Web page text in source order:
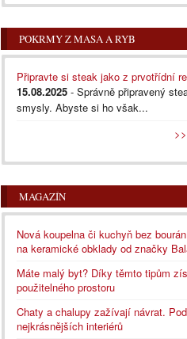
POKRMY Z MASA A RYB
Připravte si steak jako z prvotřídní
15.08.2025 - Správně připravený
smysly. Abyste si ho však...
MAGAZÍN
Nová koupelna či kuchyň bez
na keramické obklady od značky
Máte malý byt? Díky těmto tipům
použitelného prostoru
Chaty a chalupy zažívají návrat.
nejkrásnějších interiérů